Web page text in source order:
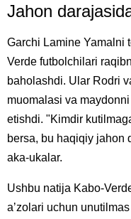
Jahon
Garchi Lamine Yamalni
Verde futbolchilari
baholashdi. Ular Rodri
muomalasi va
etishdi. "Kimdir
bersa, bu haqiqiy jahon
aka-ukalar.
Ushbu natija Kabo-
aʼzolari uchun